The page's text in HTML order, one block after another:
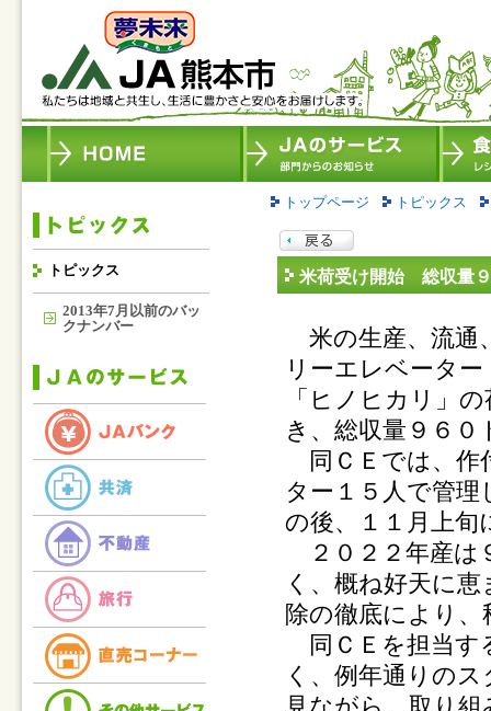
トピックス
2013年7月以前のバッ
クナンバー
トップページ トピックス
米荷受け開始 総収量
米の生産、流通
リーエレベータ
「ヒノヒカリ」
き、総収量９６
同ＣＥでは、作
ター１５人で管
の後、１１月上旬
２０２２年産は
く、概ね好天に
除の徹底により
同ＣＥを担当す
く、例年通りの